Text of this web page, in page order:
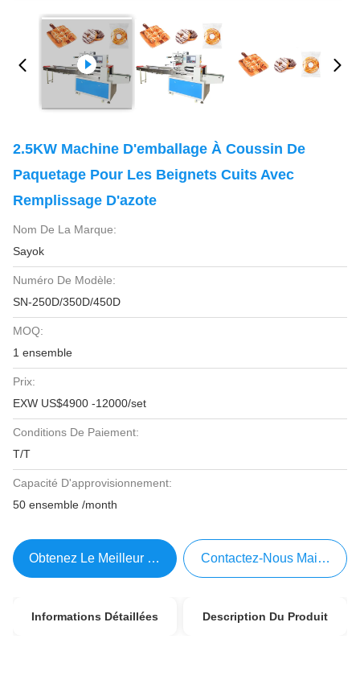
2.5KW Machine D'emballage À Coussin De
Paquetage Pour Les Beignets Cuits Avec
Remplissage D'azote
Nom De La Marque:
Sayok
Numéro De Modèle:
SN-250D/350D/450D
MOQ:
1 ensemble
Prix:
EXW US$4900 -12000/set
Conditions De Paiement:
T/T
Capacité D'approvisionnement:
50 ensemble /month
Obtenez Le Meilleur Prix Contactez-Nous Maintenant
Informations Détaillées Description Du Produit